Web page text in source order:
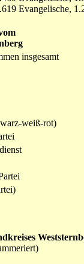
Evangelische,
insgesamt
weiß-rot)